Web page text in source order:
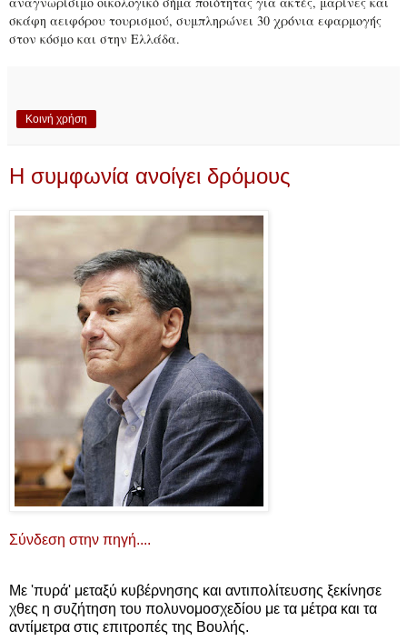
σκάφη αειφόρου τουρισμού, συμπληρώνει 30 χρόνια εφαρμογής
στον κόσμο και στην Ελλάδα.
Κοινή χρήση
Η συμφωνία ανοίγει δρόμους
Σύνδεση στην πηγή....
Με 'πυρά' μεταξύ κυβέρνησης και αντιπολίτευσης ξεκίνησε
χθες η συζήτηση του πολυνομοσχεδίου με τα μέτρα και τα
αντίμετρα στις επιτροπές της Βουλής.